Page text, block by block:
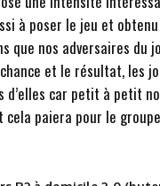
à poser le jeu et
que nos adversaires du
et le résultat, les
d’elles car petit à petit
cela paiera pour le